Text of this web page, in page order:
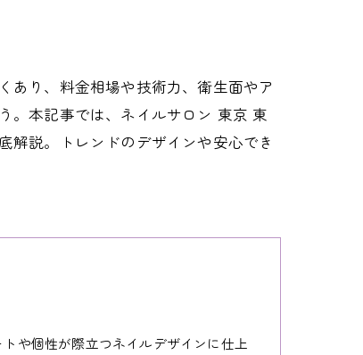
あり、料金相場や技術力、衛生面やア
。本記事では、ネイルサロン 東京 東
解説。トレンドのデザインや安心でき
や個性が際立つネイルデザインに仕上